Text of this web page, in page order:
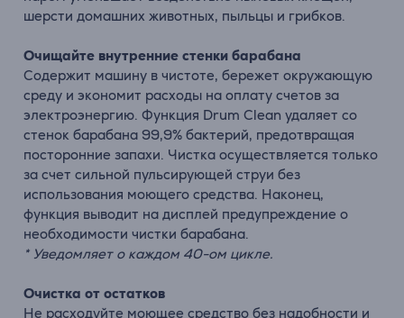
шерсти домашних животных, пыльцы и грибков.
Очищайте внутренние стенки барабана
Содержит машину в чистоте, бережет окружающую
среду и экономит расходы на оплату счетов за
электроэнергию. Функция Drum Clean удаляет со
стенок барабана 99,9% бактерий, предотвращая
посторонние запахи. Чистка осуществляется только
за счет сильной пульсирующей струи без
использования моющего средства. Наконец,
функция выводит на дисплей предупреждение о
необходимости чистки барабана.
* Уведомляет о каждом 40-ом цикле.
Очистка от остатков
Не расходуйте моющее средство без надобности и